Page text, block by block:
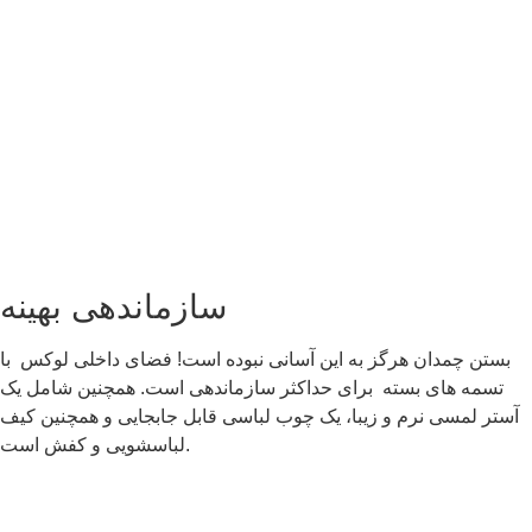
سازماندهی بهینه
بستن چمدان هرگز به این آسانی نبوده است! فضای داخلی لوکس با
تسمه های بسته برای حداکثر سازماندهی است. همچنین شامل یک
آستر لمسی نرم و زیبا، یک چوب لباسی قابل جابجایی و همچنین کیف
لباسشویی و کفش است.